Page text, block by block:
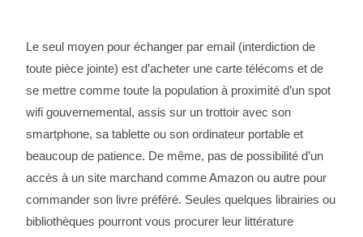
Le seul moyen pour échanger par email (interdiction de
toute pièce jointe) est d’acheter une carte télécoms et de
se mettre comme toute la population à proximité d’un spot
wifi gouvernemental, assis sur un trottoir avec son
smartphone, sa tablette ou son ordinateur portable et
beaucoup de patience. De même, pas de possibilité d’un
accès à un site marchand comme Amazon ou autre pour
commander son livre préféré. Seules quelques librairies ou
bibliothèques pourront vous procurer leur littérature